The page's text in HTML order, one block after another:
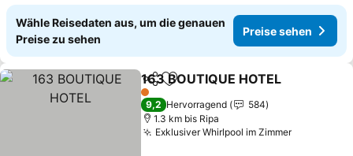
Wähle Reisedaten aus, um die genauen
Preise zu sehen
Preise sehen
TeilenZu Favoriten hinzufügen
163 BOUTIQUE HOTEL
1 Sterne
9,2 Hervorragend
584
1.3 km bis Ripa
Exklusiver Whirlpool im Zimmer